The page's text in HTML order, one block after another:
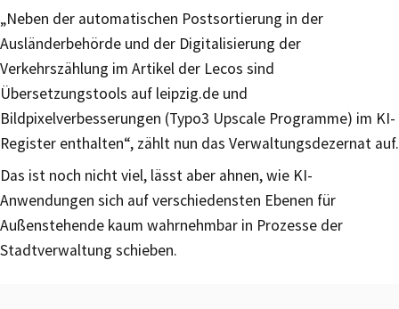
„Neben der automatischen Postsortierung in der
Ausländerbehörde und der Digitalisierung der
Verkehrszählung im Artikel der Lecos sind
Übersetzungstools auf leipzig.de und
Bildpixelverbesserungen (Typo3 Upscale Programme) im KI-
Register enthalten“, zählt nun das Verwaltungsdezernat auf.
Das ist noch nicht viel, lässt aber ahnen, wie KI-
Anwendungen sich auf verschiedensten Ebenen für
Außenstehende kaum wahrnehmbar in Prozesse der
Stadtverwaltung schieben.